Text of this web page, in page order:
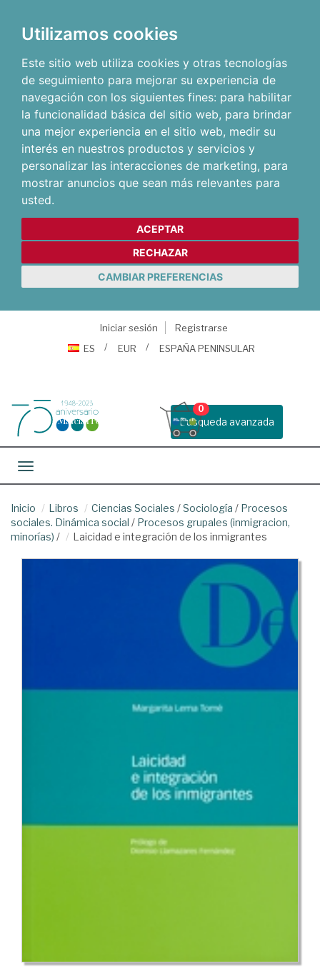
Utilizamos cookies
Este sitio web utiliza cookies y otras tecnologías
de seguimiento para mejorar su experiencia de
navegación con los siguientes fines: para habilitar
la funcionalidad básica del sitio web, para brindar
una mejor experiencia en el sitio web, medir su
interés en nuestros productos y servicios y
personalizar las interacciones de marketing, para
mostrar anuncios que sean más relevantes para
usted.
ACEPTAR
RECHAZAR
CAMBIAR PREFERENCIAS
Iniciar sesión
Registrarse
ES
EUR ESPAÑA PENINSULAR
Busqueda avanzada
0
Toggle navigation
Inicio Libros Ciencias Sociales /Sociología / Procesos
sociales. Dinámica social / Procesos grupales (inmigracion,
minorías) / Laicidad e integración de los inmigrantes